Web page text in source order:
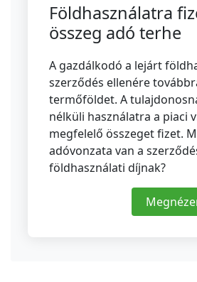
Földhasználatra
összeg adó terhe
A gazdálkodó a lejárt
szerződés ellenére
termőföldet. A
nélküli használatra a piaci
megfelelő összeget fizet.
adóvonzata van a
földhasználati díjnak?